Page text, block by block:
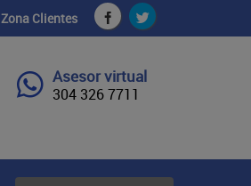
Zona Clientes
Asesor virtual
304 326 7711